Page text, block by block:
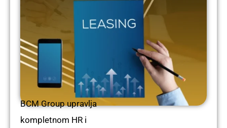
BCM Group upravlja
kompletnom HR i